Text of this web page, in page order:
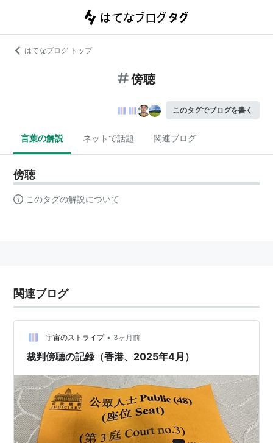
はてなブログ トップ
傍聴
このタグでブログを書く
言葉の解説 ネットで話題 関連ブログ
傍聴
このタグの解説について
関連ブログ
宇宙のストライプ • 3ヶ月前
裁判傍聴の記録（香港、2025年4月）